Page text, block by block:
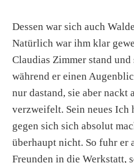
Dessen war sich auch
Natürlich war ihm klar
Claudias Zimmer stand
während er einen
nur dastand, sie aber nackt
verzweifelt. Sein neues Ich
gegen sich sich absolut
überhaupt nicht. So fuhr er
Freunden in die Werkstatt,